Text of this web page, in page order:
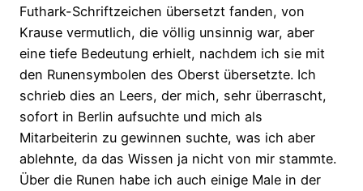
Futhark-Schriftzeichen übersetzt fanden, von
Krause vermutlich, die völlig unsinnig war, aber
eine tiefe Bedeutung erhielt, nachdem ich sie mit
den Runensymbolen des Oberst übersetzte. Ich
schrieb dies an Leers, der mich, sehr überrascht,
sofort in Berlin aufsuchte und mich als
Mitarbeiterin zu gewinnen suchte, was ich aber
ablehnte, da das Wissen ja nicht von mir stammte.
Über die Runen habe ich auch einige Male in der